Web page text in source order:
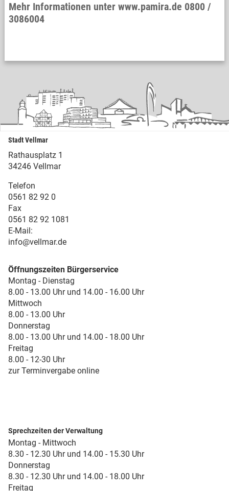
Mehr Informationen unter www.pamira.de 0800 /
3086004
Stadt Vellmar
Rathausplatz 1
34246 Vellmar
Telefon
0561 82 92 0
Fax
0561 82 92 1081
E-Mail:
info@vellmar.de
Öffnungszeiten Bürgerservice
Montag - Dienstag
8.00 - 13.00 Uhr und 14.00 - 16.00 Uhr
Mittwoch
8.00 - 13.00 Uhr
Donnerstag
8.00 - 13.00 Uhr und 14.00 - 18.00 Uhr
Freitag
8.00 - 12-30 Uhr
zur Terminvergabe online
Sprechzeiten der Verwaltung
Montag - Mittwoch
8.30 - 12.30 Uhr und 14.00 - 15.30 Uhr
Donnerstag
8.30 - 12.30 Uhr und 14.00 - 18.00 Uhr
Freitag